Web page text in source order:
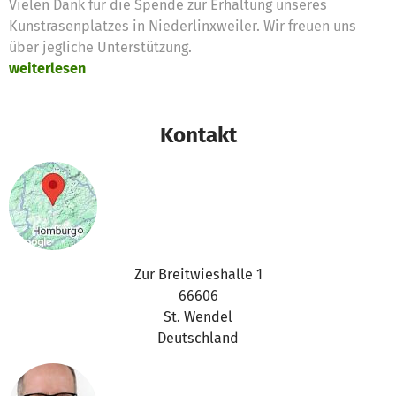
Vielen Dank für die Spende zur Erhaltung unseres
Kunstrasenplatzes in Niederlinxweiler. Wir freuen uns
über jegliche Unterstützung.
weiterlesen
Kontakt
Zur Breitwieshalle 1
66606
St. Wendel
Deutschland